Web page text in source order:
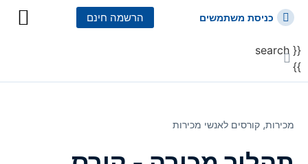
כניסת משתמשים הרשמה חינם
{{ search
}}
מכירות⸲ קורסים לאנשי מכירות